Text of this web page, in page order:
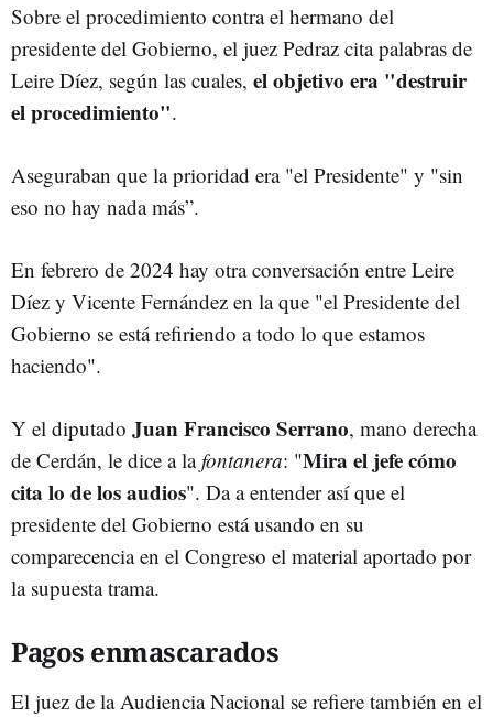
Sobre el procedimiento contra el hermano del
presidente del Gobierno, el juez Pedraz cita palabras de
Leire Díez, según las cuales, el objetivo era "destruir
el procedimiento".
Aseguraban que la prioridad era "el Presidente" y "sin
eso no hay nada más”.
En febrero de 2024 hay otra conversación entre Leire
Díez y Vicente Fernández en la que "el Presidente del
Gobierno se está refiriendo a todo lo que estamos
haciendo".
Y el diputado Juan Francisco Serrano, mano derecha
de Cerdán, le dice a lafontanera: "Mira el jefe cómo
cita lo de los audios". Da a entender así que el
presidente del Gobierno está usando en su
comparecencia en el Congreso el material aportado por
la supuesta trama.
Pagos enmascarados
El juez de la Audiencia Nacional se refiere también en el